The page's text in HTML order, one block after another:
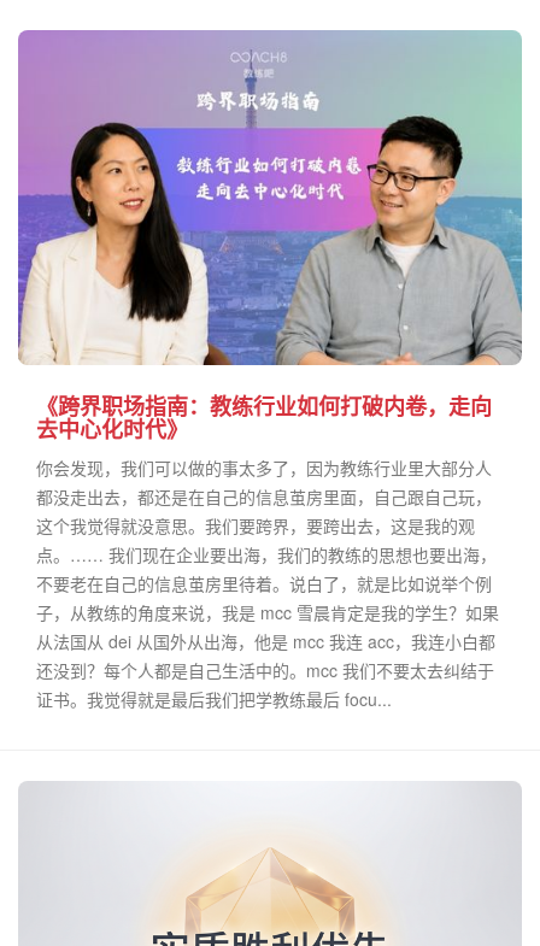
《跨界职场指南：教练行业如何打破内卷，走向
去中心化时代》
你会发现，我们可以做的事太多了，因为教练行业里大部分人
都没走出去，都还是在自己的信息茧房里面，自己跟自己玩，
这个我觉得就没意思。我们要跨界，要跨出去，这是我的观
点。…… 我们现在企业要出海，我们的教练的思想也要出海，
不要老在自己的信息茧房里待着。说白了，就是比如说举个例
子，从教练的角度来说，我是 mcc 雪晨肯定是我的学生？如果
从法国从 dei 从国外从出海，他是 mcc 我连 acc，我连小白都
还没到？每个人都是自己生活中的。mcc 我们不要太去纠结于
证书。我觉得就是最后我们把学教练最后 focu...